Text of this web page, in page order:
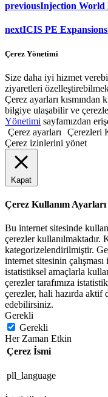
previousInjection World
nextICIS PE
Çerez Yönetimi
Size daha iyi hizmet
ziyaretleri
Çerez ayarları kısmından
bilgiye ulaşabilir ve
Yönetimi sayfamızdan
Çerez ayarları
Çerezleri
Çerez izinlerini yönet
Kapat
Çerez Kullanım Ayarları
Bu internet sitesinde
çerezler kullanılmaktadır.
kategorizelendirilmiştir.
internet sitesinin
istatistiksel amaçlarla
çerezler tarafımıza
çerezler, hali hazırda
edebilirsiniz.
Gerekli
Gerekli
Her Zaman Etkin
Çerez İsmi
pll_language